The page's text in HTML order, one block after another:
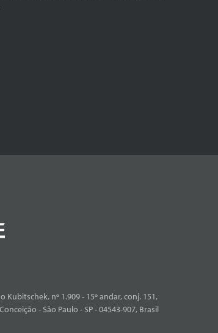
Kubitschek, nº 1.909 - 15º andar, conj. 151,
- São Paulo - SP - 04543-907, Brasil